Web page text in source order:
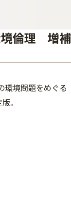
倫理 増
環境問題をめぐる
。